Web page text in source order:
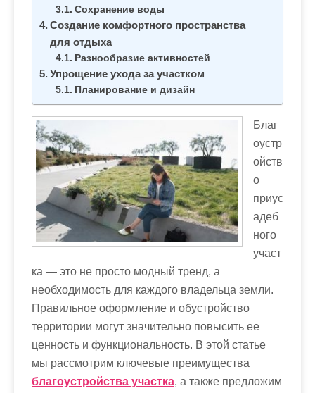
Сохранение воды
Создание комфортного пространства
для отдыха
Разнообразие активностей
Упрощение ухода за участком
Планирование и дизайн
Благ
оустр
ойств
о
приус
адеб
ного
участ
ка — это не просто модный тренд, а
необходимость для каждого владельца земли.
Правильное оформление и обустройство
территории могут значительно повысить ее
ценность и функциональность. В этой статье
мы рассмотрим ключевые преимущества
благоустройства участка, а также предложим